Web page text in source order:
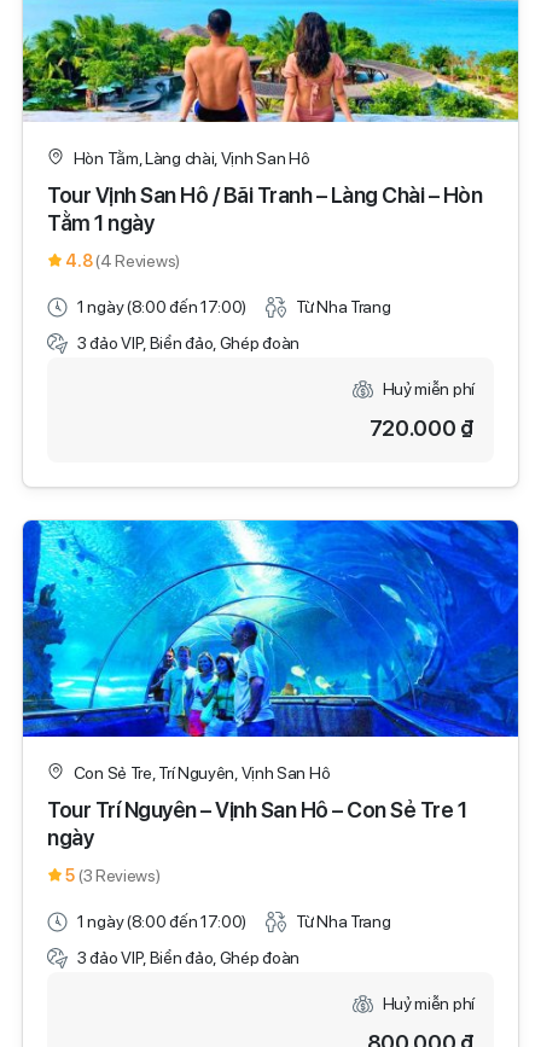
Hòn Tằm, Làng chài, Vịnh San Hô
Tour Vịnh San Hô / Bãi Tranh – Làng Chài – Hòn
Tằm 1 ngày
4.8(4 Reviews)
1 ngày (8:00 đến 17:00)
Từ Nha Trang
3 đảo VIP, Biển đảo, Ghép đoàn
Huỷ miễn phí
720.000 ₫
Con Sẻ Tre, Trí Nguyên, Vịnh San Hô
Tour Trí Nguyên – Vịnh San Hô – Con Sẻ Tre 1
ngày
5 (3 Reviews)
1 ngày (8:00 đến 17:00)
Từ Nha Trang
3 đảo VIP, Biển đảo, Ghép đoàn
Huỷ miễn phí